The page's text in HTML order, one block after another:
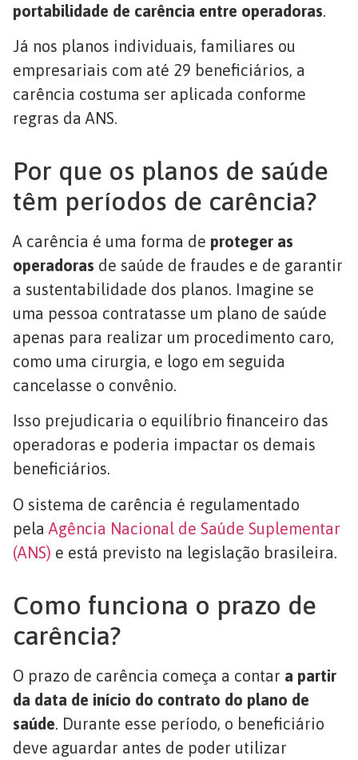
portabilidade de carência entre operadoras
Já nos planos individuais, familiares ou
empresariais com até 29 beneficiários, a
carência costuma ser aplicada conforme
regras da ANS.
Por que os planos de saúde
têm períodos de carência?
A carência é uma forma de proteger as
operadoras de saúde de fraudes e de garantir
a sustentabilidade dos planos. Imagine se
uma pessoa contratasse um plano de saúde
apenas para realizar um procedimento caro,
como uma cirurgia, e logo em seguida
cancelasse o convênio.
Isso prejudicaria o equilíbrio financeiro das
operadoras e poderia impactar os demais
beneficiários.
O sistema de carência é regulamentado
pela Agência Nacional de Saúde Suplementar
(ANS) e está previsto na legislação brasileira.
Como funciona o prazo de
carência?
O prazo de carência começa a contar a partir
da data de início do contrato do plano de
saúde. Durante esse período, o beneficiário
deve aguardar antes de poder utilizar